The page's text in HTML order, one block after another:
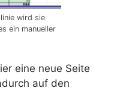
wird sie
ein manueller
eine neue Seite
auf den